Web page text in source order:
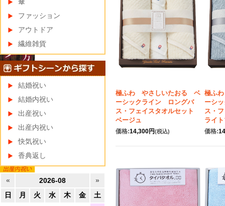
極ふわ やさしいたおる ベ
ーシックライン ロングバ
ス・フェイスタオルセット
ベージュ
価格:14,300円(税込)
極ふ
ーシ
ス・
ライ
価格:
ファッション
アウトドア
繊維雑貨
結婚祝い
結婚内祝い
出産祝い
出産内祝い
快気祝い
香典返し
« 2026-08
»
日
月 火 水 木 金
土